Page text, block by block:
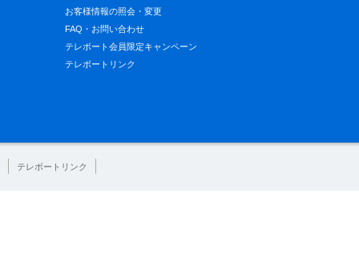
お客様情報の照会・変更
FAQ・お問い合わせ
テレボート会員限定キャンペーン
テレボートリンク
テレボートリンク